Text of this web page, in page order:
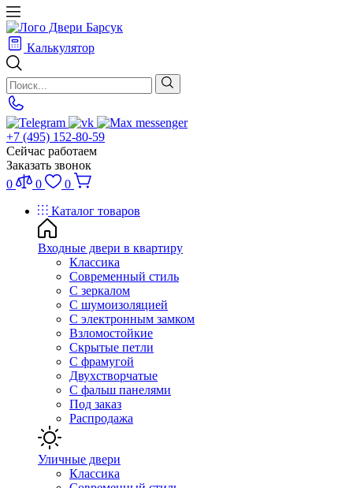
Калькулятор
+7 (495) 152-80-59
Сейчас работаем
Заказать звонок
0
0
0
Каталог товаров
Входные двери в квартиру
Классика
Современный стиль
С зеркалом
С шумоизоляцией
С электронным замком
Взломостойкие
Скрытые петли
С фрамугой
Двухстворчатые
С фальш панелями
Под заказ
Распродажа
Уличные двери
Классика